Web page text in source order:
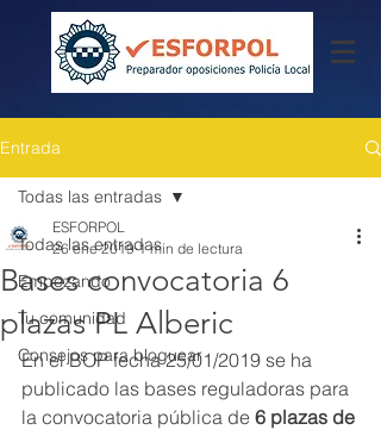
Entrada
Todas las entradas
Empezando
Tu comunidad
Consejos para bloguear
Todas las entradas
Bases convocatoria 6
plazas PL Alberic
ESFORPOL
26 ene 2019 1 min de lectura
En el BOP fecha 25/01/2019 se ha
publicado las bases reguladoras para
la convocatoria pública de 6 plazas de